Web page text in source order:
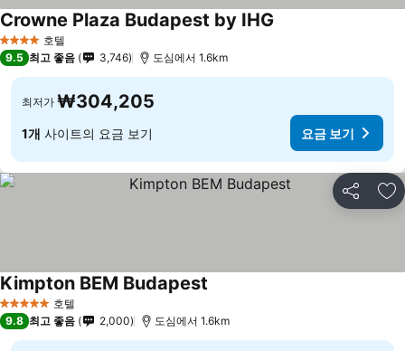
4 성급 호텔
Crowne Plaza Budapest by IHG
9.5 최고 좋음 3,746 도심에서 1.6km
최저가 ₩304,205
1개 사이트의 요금 보기 요금 보기
공유 즐
5 성급 호텔
Kimpton BEM Budapest
9.8 최고 좋음 2,000 도심에서 1.6km